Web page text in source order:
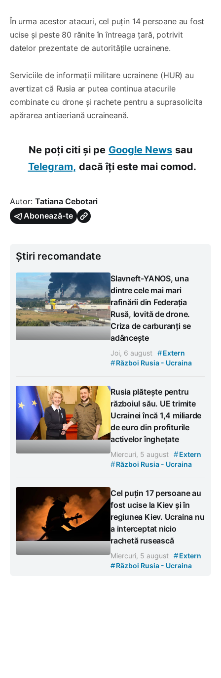
În urma acestor atacuri, cel puțin 14 persoane au fost
ucise și peste 80 rănite în întreaga țară, potrivit
datelor prezentate de autoritățile ucrainene.
Serviciile de informații militare ucrainene (HUR) au
avertizat că Rusia ar putea continua atacurile
combinate cu drone și rachete pentru a suprasolicita
apărarea antiaeriană ucraineană.
Ne poți citi și pe Google News sau
Telegram, dacă îți este mai comod.
Autor: Tatiana Cebotari
Abonează-te
Știri recomandate
Slavneft-YANOS, una
dintre cele mai mari
rafinării din Federația
Rusă, lovită de drone.
Criza de carburanți se
adâncește
Joi, 6 august #Extern
#Război Rusia - Ucraina
Rusia plătește pentru
războiul său. UE trimite
Ucrainei încă 1,4 miliarde
de euro din profiturile
activelor înghețate
Miercuri, 5 august #Extern
#Război Rusia - Ucraina
Cel puțin 17 persoane au
fost ucise la Kiev și în
regiunea Kiev. Ucraina nu
a interceptat nicio
rachetă rusească
Miercuri, 5 august #Extern
#Război Rusia - Ucraina